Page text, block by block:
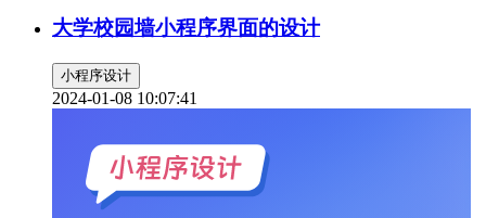
大学校园墙小程序界面的设计
小程序设计
2024-01-08 10:07:41